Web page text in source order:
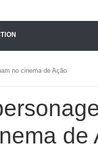
no cinema de Ação
de